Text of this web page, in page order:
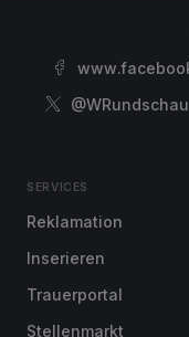
@WRundschau
SERVICES
Reklamation
Inserieren
Trauerportal
Stellenmarkt